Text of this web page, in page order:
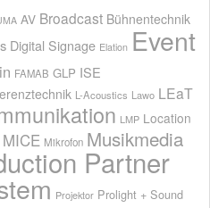
AV Broadcast Bühnentechnik
Digital Signage Elation Event
FAMAB GLP ISE
L-Acoustics Lawo LEaT
LMP Location
MICE Mikrofon Musikmedia
Partner
Projektor Prolight + Sound